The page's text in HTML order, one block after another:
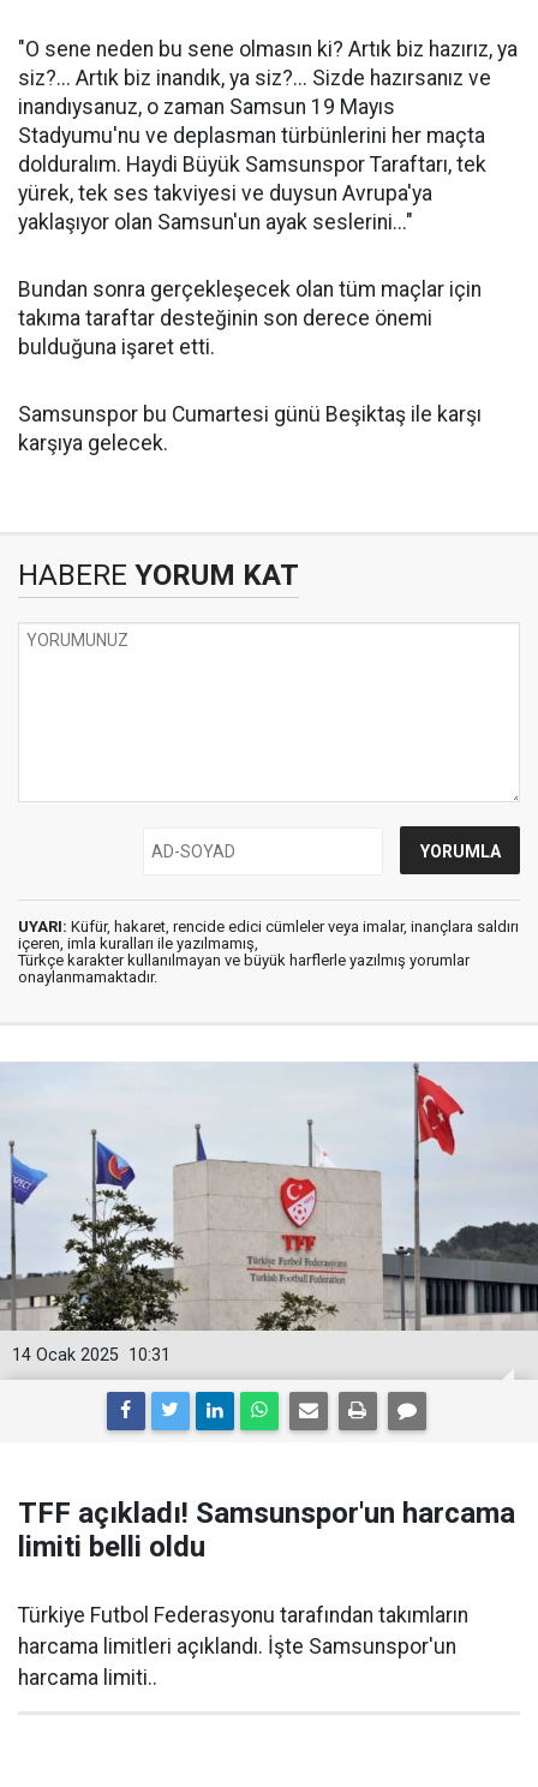
"O sene neden bu sene olmasın ki? Artık biz hazırız, ya
siz?... Artık biz inandık, ya siz?... Sizde hazırsanız ve
inandıysanuz, o zaman Samsun 19 Mayıs
Stadyumu'nu ve deplasman türbünlerini her maçta
dolduralım. Haydi Büyük Samsunspor Taraftarı, tek
yürek, tek ses takviyesi ve duysun Avrupa'ya
yaklaşıyor olan Samsun'un ayak seslerini..."
Bundan sonra gerçekleşecek olan tüm maçlar için
takıma taraftar desteğinin son derece önemi
bulduğuna işaret etti.
Samsunspor bu Cumartesi günü Beşiktaş ile karşı
karşıya gelecek.
HABERE YORUM KAT
UYARI: Küfür, hakaret, rencide edici cümleler veya imalar, inançlara saldırı
içeren, imla kuralları ile yazılmamış,
Türkçe karakter kullanılmayan ve büyük harflerle yazılmış yorumlar
onaylanmamaktadır.
10:31
14 Ocak 2025
TFF açıkladı! Samsunspor'un harcama
limiti belli oldu
Türkiye Futbol Federasyonu tarafından takımların
harcama limitleri açıklandı. İşte Samsunspor'un
harcama limiti..